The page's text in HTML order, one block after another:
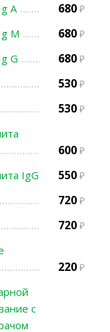
А 680
M 680
G 680
530
530
600
IgG 550
720
720
220
с